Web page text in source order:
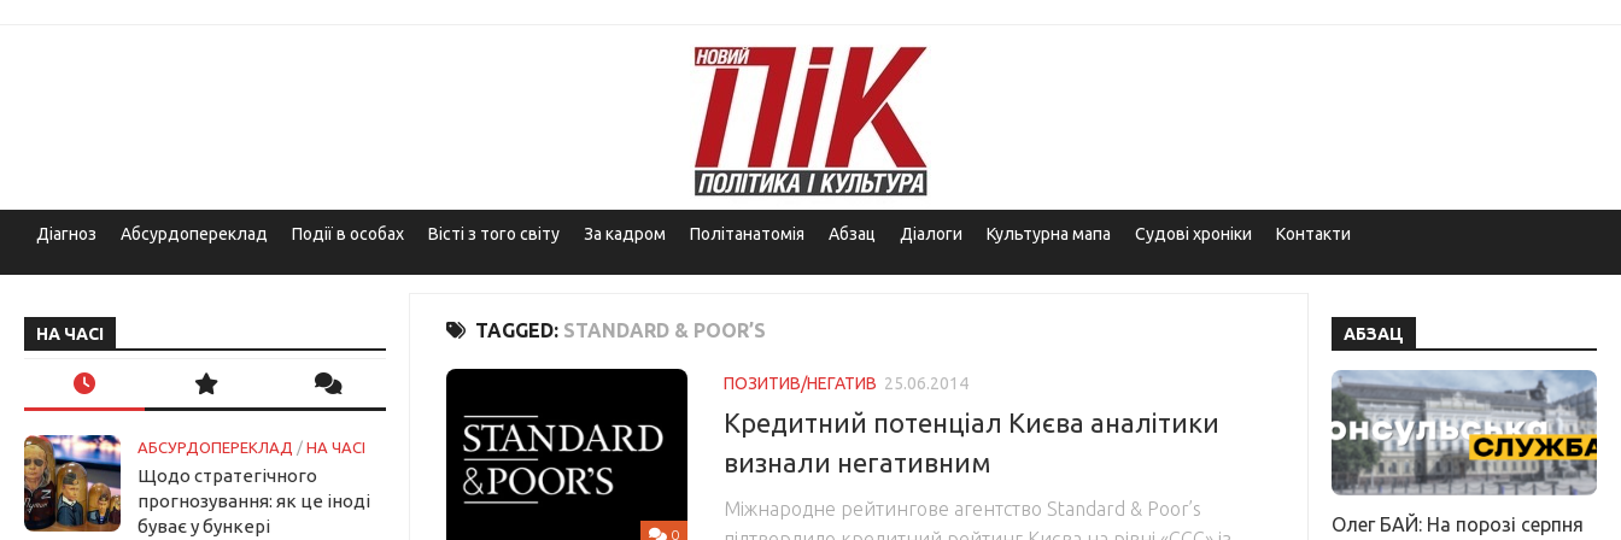
Діагноз Абсурдопереклад Події в особах Вісті з того світу За кадром Політанатомія Абзац Діалоги Культурна мапа Судові хроніки Контакти
TAGGED: STANDARD & POOR’S
0
ПОЗИТИВ/НЕГАТИВ 25.06.2014
Кредитний потенціал Києва аналітики
визнали негативним
Міжнародне рейтингове агентство Standard & Poor’s
НА ЧАСІ
АБСУРДОПЕРЕКЛАД / НА ЧАСІ
Щодо стратегічного
прогнозування: як це іноді
буває у бункері
АБЗАЦ
Олег БАЙ: На порозі серпня